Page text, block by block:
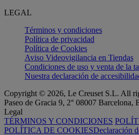
LEGAL
Términos y condiciones
Política de privacidad
Política de Cookies
Aviso Videovigilancia en Tiendas
Condiciones de uso y venta de la
Nuestra declaración de
Copyright © 2026, Le Creuset S.L. All
Paseo de Gracia 9, 2° 08007 Barcelona,
Legal
TÉRMINOS Y CONDICIONES
POLÍTICA DE COOKIESDeclaración